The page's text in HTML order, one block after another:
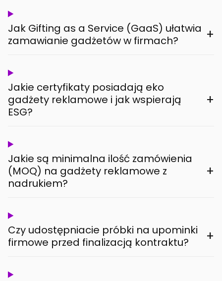
Jak Gifting as a Service (GaaS) ułatwia
zamawianie gadżetów w firmach?
+
Jakie certyfikaty posiadają eko
gadżety reklamowe i jak wspierają
ESG?
+
Jakie są minimalna ilość zamówienia
(MOQ) na gadżety reklamowe z
nadrukiem?
+
Czy udostępniacie próbki na upominki
firmowe przed finalizacją kontraktu?
+